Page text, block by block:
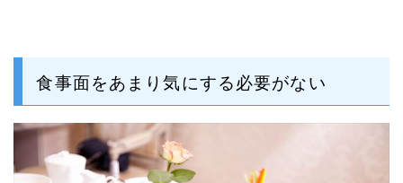
食事面をあまり気にする必要がない